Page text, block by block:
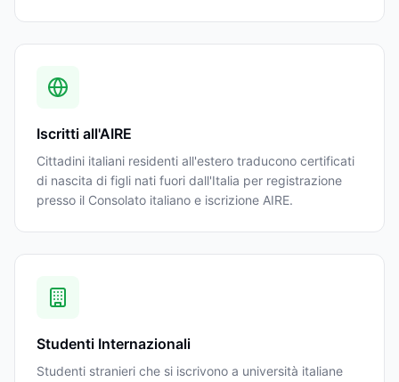
Iscritti all'AIRE
Cittadini italiani residenti all'estero traducono certificati
di nascita di figli nati fuori dall'Italia per registrazione
presso il Consolato italiano e iscrizione AIRE.
Studenti Internazionali
Studenti stranieri che si iscrivono a università italiane